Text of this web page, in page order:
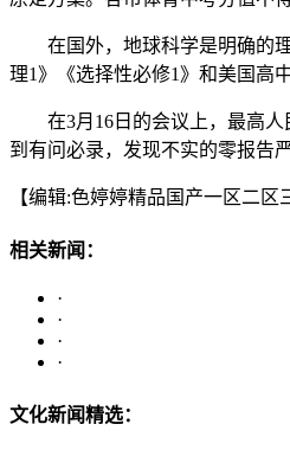
在国外，地球科学是明确的理
理1》《选择性必修1》和美国高
在3月16日的会议上，最高人
到有问必录，发现不实的零报告
【编辑:色婷婷精品国产一区二区
相关新闻：
·
·
·
·
文化新闻精选：